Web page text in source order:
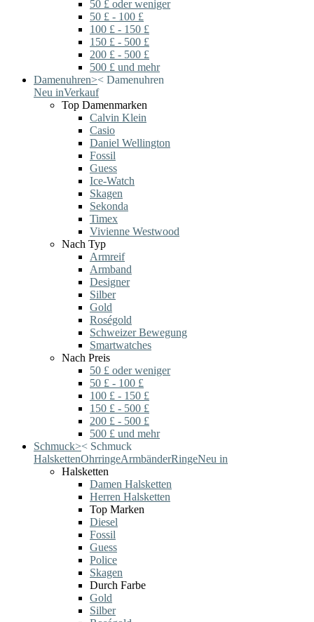
50 £ oder weniger
50 £ - 100 £
100 £ - 150 £
150 £ - 500 £
200 £ - 500 £
500 £ und mehr
Damenuhren>< Damenuhren
Neu inVerkauf
Top Damenmarken
Calvin Klein
Casio
Daniel Wellington
Fossil
Guess
Ice-Watch
Skagen
Sekonda
Timex
Vivienne Westwood
Nach Typ
Armreif
Armband
Designer
Silber
Gold
Roségold
Schweizer Bewegung
Smartwatches
Nach Preis
50 £ oder weniger
50 £ - 100 £
100 £ - 150 £
150 £ - 500 £
200 £ - 500 £
500 £ und mehr
Schmuck>< Schmuck
HalskettenOhrringeArmbänderRingeNeu in
Halsketten
Damen Halsketten
Herren Halsketten
Top Marken
Diesel
Fossil
Guess
Police
Skagen
Durch Farbe
Gold
Silber